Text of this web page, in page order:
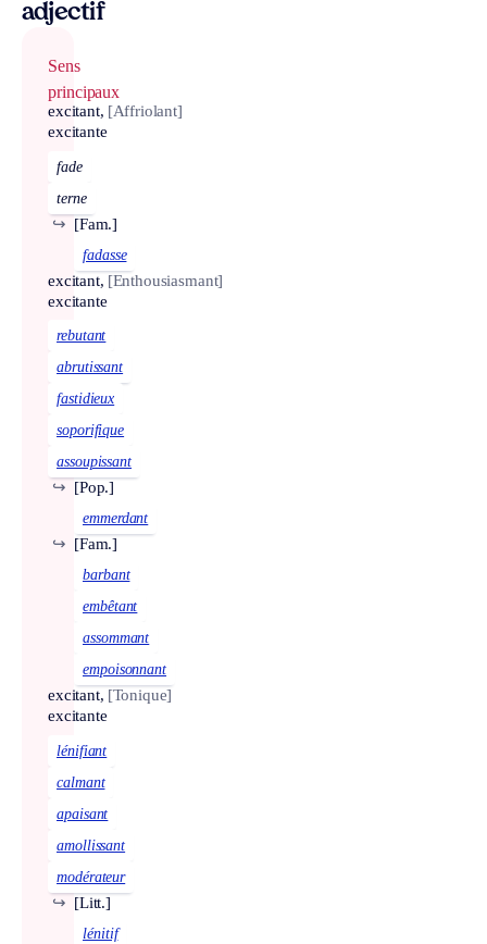
adjectif
Sens
principaux
excitant,
excitante
[Affriolant]
fade
terne
[Fam.]
↪
fadasse
excitant,
excitante
[Enthousiasmant]
rebutant
abrutissant
fastidieux
soporifique
assoupissant
[Pop.]
↪
emmerdant
[Fam.]
↪
barbant
embêtant
assommant
empoisonnant
excitant,
excitante
[Tonique]
lénifiant
calmant
apaisant
amollissant
modérateur
[Litt.]
↪
lénitif